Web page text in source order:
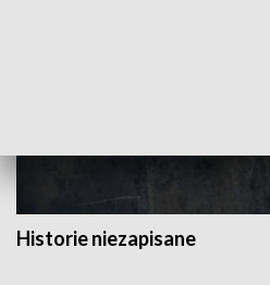
Historie niezapisane